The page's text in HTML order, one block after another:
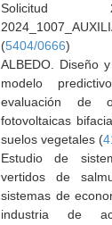
Solicitud
(5404/0666)
ALBEDO. Diseño
modelo
evaluación de
fotovoltaicas
suelos vegetales (
Estudio de
vertidos de
sistemas de
industria de